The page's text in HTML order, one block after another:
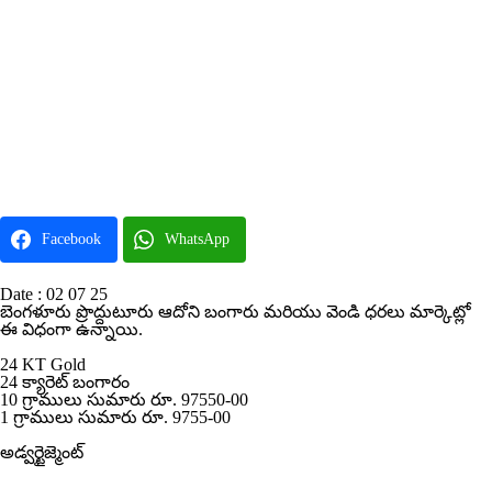
Facebook WhatsApp
Date : 02 07 25
బెంగళూరు ప్రొద్దుటూరు ఆదోని బంగారు మరియు వెండి ధరలు మార్కెట్లో
ఈ విధంగా ఉన్నాయి.
24 KT Gold
24 క్యారెట్ బంగారం
10 గ్రాములు సుమారు రూ. 97550-00
1 గ్రాములు సుమారు రూ. 9755-00
అడ్వర్టైజ్మెంట్